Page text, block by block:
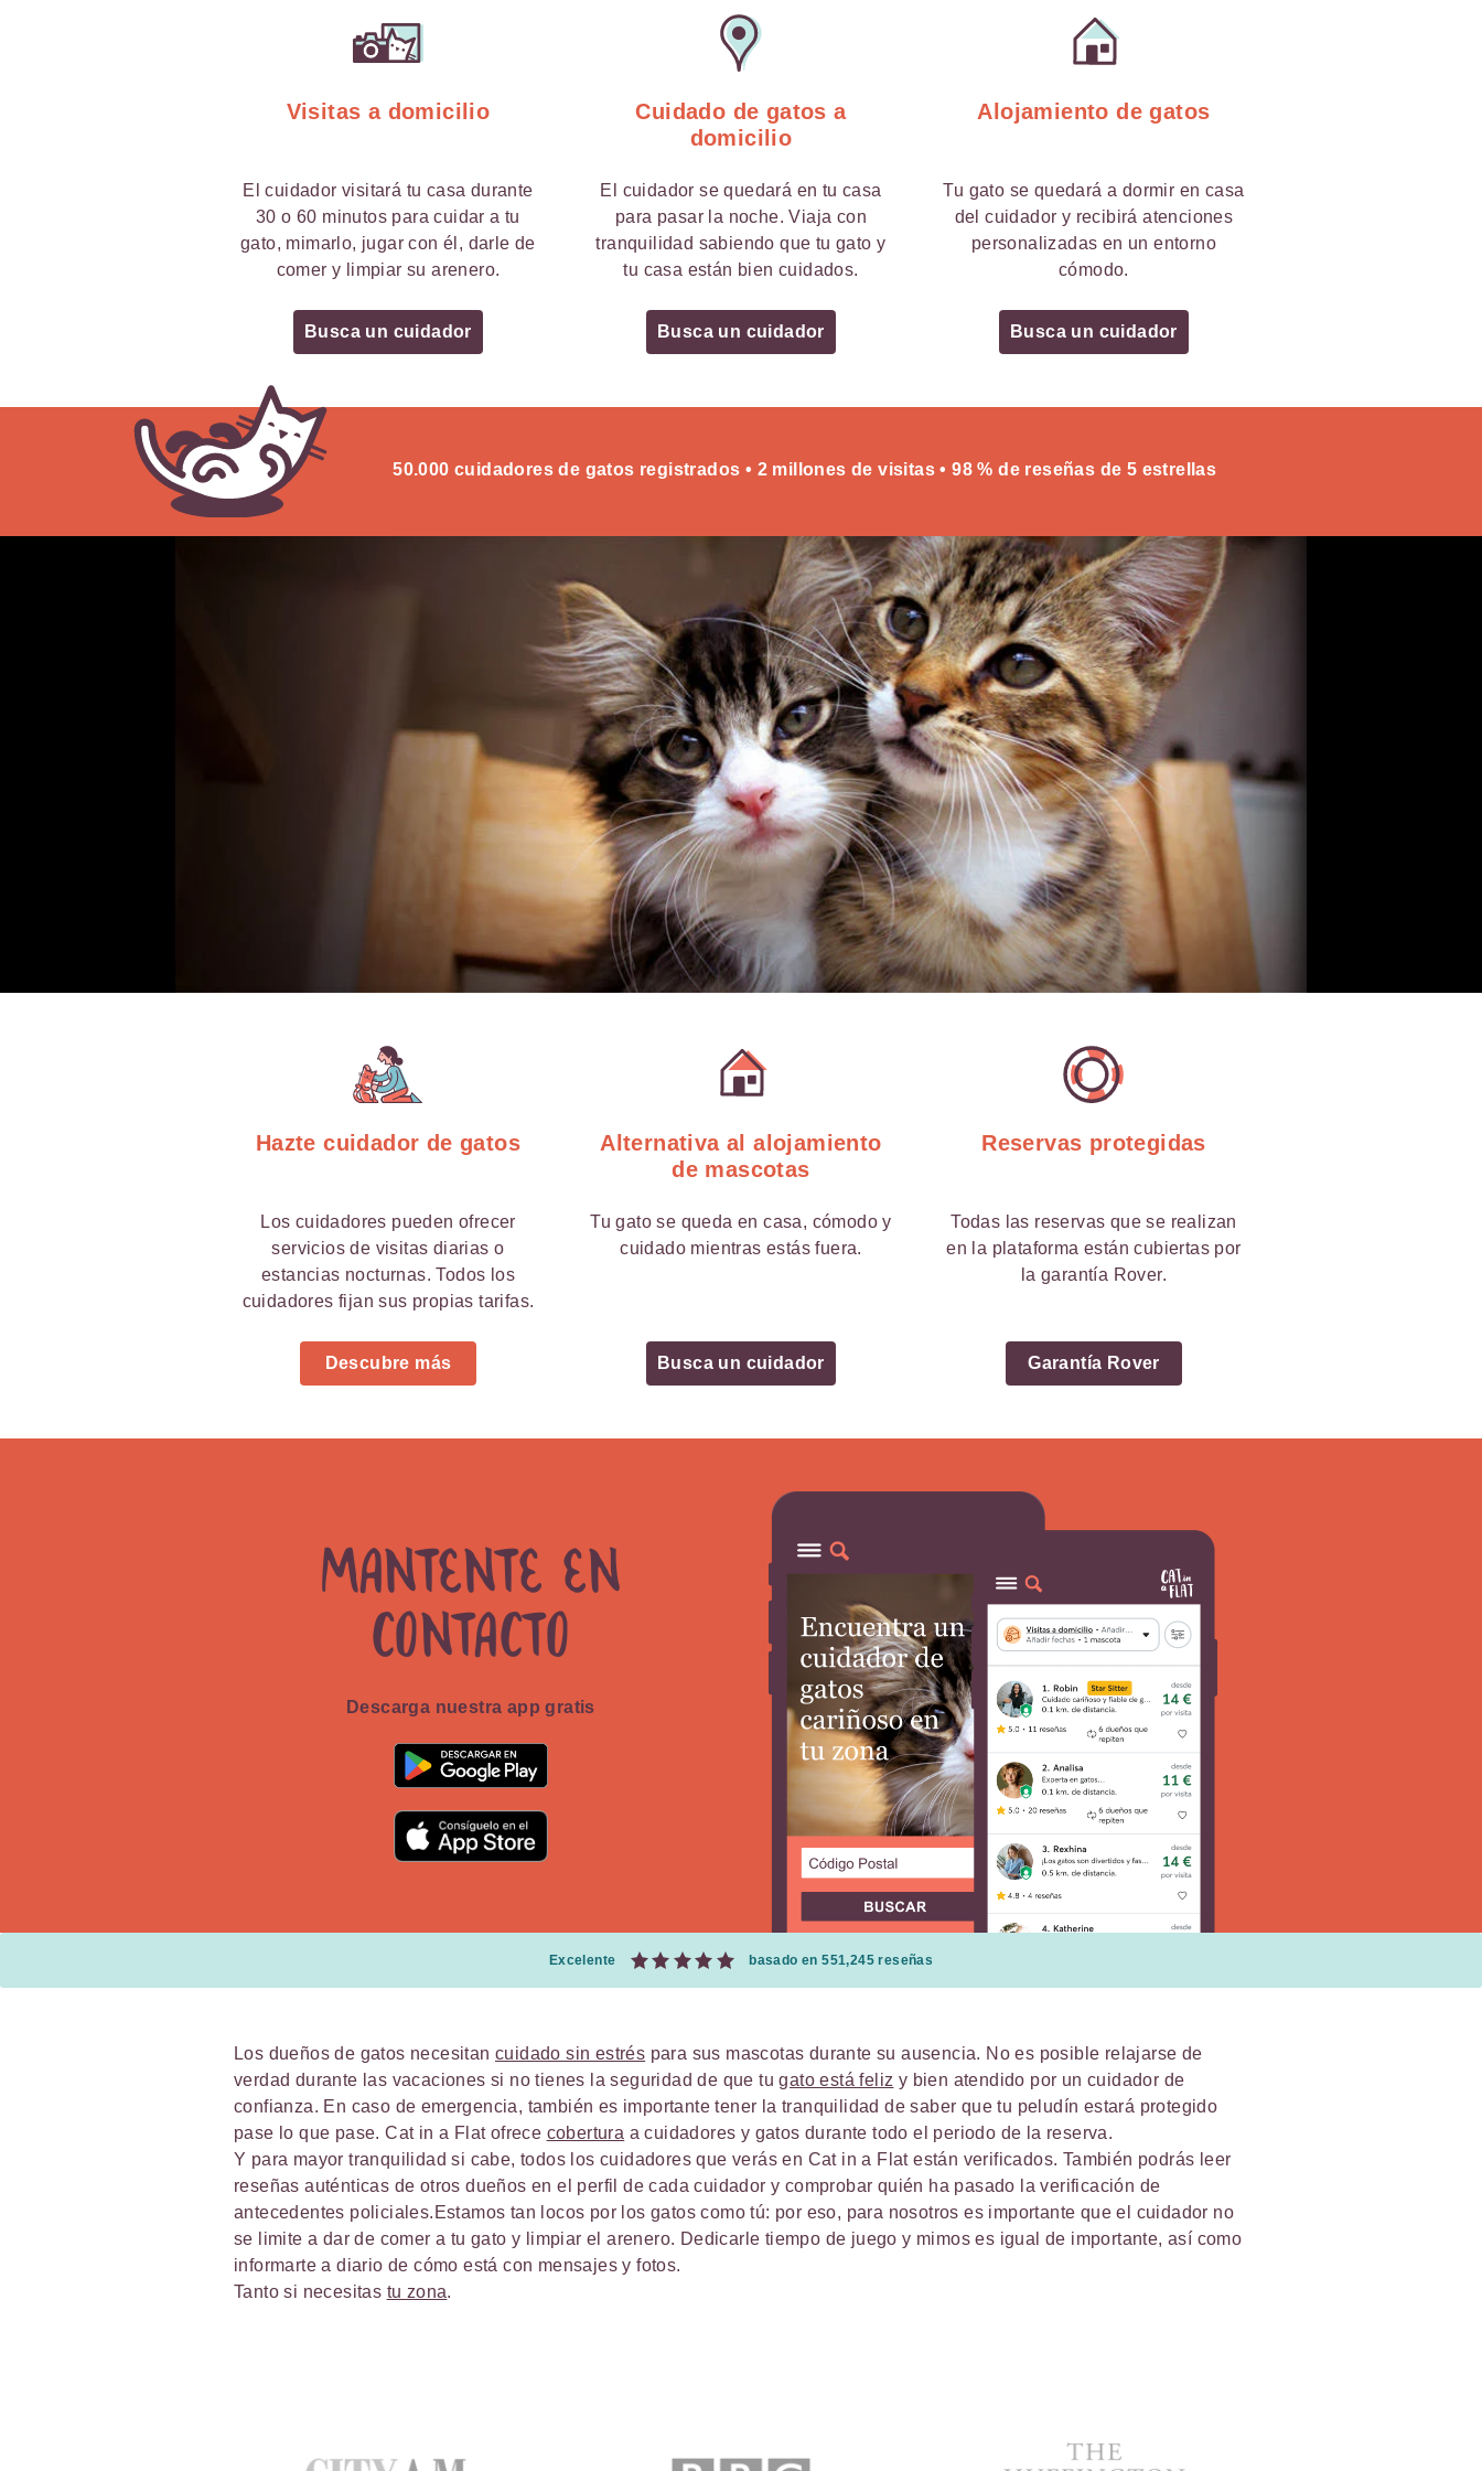
Visitas a domicilio
El cuidador visitará tu casa durante
30 o 60 minutos para cuidar a tu
gato, mimarlo, jugar con él, darle de
comer y limpiar su arenero.
Busca un cuidador
Cuidado de gatos a
domicilio
El cuidador se quedará en tu casa
para pasar la noche. Viaja con
tranquilidad sabiendo que tu gato y
tu casa están bien cuidados.
Busca un cuidador
Alojamiento de gatos
Tu gato se quedará a dormir en casa
del cuidador y recibirá atenciones
personalizadas en un entorno
cómodo.
Busca un cuidador
50.000 cuidadores de gatos registrados • 2 millones de visitas • 98 % de reseñas de 5 estrellas
Hazte cuidador de gatos
Los cuidadores pueden ofrecer
servicios de visitas diarias o
estancias nocturnas. Todos los
cuidadores fijan sus propias tarifas.
Descubre más
Alternativa al alojamiento
de mascotas
Tu gato se queda en casa, cómodo y
cuidado mientras estás fuera.
Busca un cuidador
Reservas protegidas
Todas las reservas que se realizan
en la plataforma están cubiertas por
la garantía Rover.
Garantía Rover
Mantente en
contacto
Descarga nuestra app gratis
Excelente basado en 551,245 reseñas
Los dueños de gatos necesitan cuidado sin estrés para sus mascotas durante su ausencia. No es posible relajarse de
verdad durante las vacaciones si no tienes la seguridad de que tugato está feliz y bien atendido por un cuidador de
confianza. En caso de emergencia, también es importante tener la tranquilidad de saber que tu peludín estará protegido
pase lo que pase. Cat in a Flat ofrece cobertura a cuidadores y gatos durante todo el periodo de la reserva.
Y para mayor tranquilidad si cabe, todos los cuidadores que verás en Cat in a Flat están verificados. También podrás leer
reseñas auténticas de otros dueños en el perfil de cada cuidador y comprobar quién ha pasado la verificación de
antecedentes policiales.Estamos tan locos por los gatos como tú: por eso, para nosotros es importante que el cuidador no
se limite a dar de comer a tu gato y limpiar el arenero. Dedicarle tiempo de juego y mimos es igual de importante, así como
informarte a diario de cómo está con mensajes y fotos.
Tanto si necesitas tu zona.